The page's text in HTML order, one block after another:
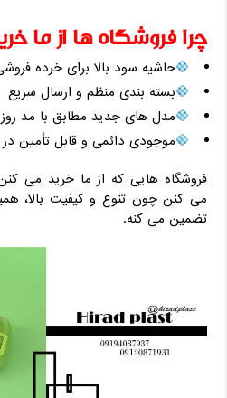
چرا فروشگاه ‌ها از ما
حاشیه سود بالا برای خرده
بسته ‌بندی منظم و ارسال سریع
مدل‌ های جدید مطابق با مد روز
موجودی دائمی و قابل تأمین در
فروشگاه‌ هایی که از ما خرید می
می‌ کنن چون تنوع و کیفیت بالا،
تضمین می ‌کنه.